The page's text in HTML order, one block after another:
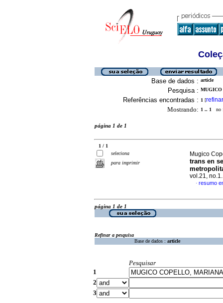
Base de dados : article
Pesquisa :
Referências encontradas : 1 [refinar
Mostrando: 1 .. 1 no
página 1 de 1
1 / 1
seleciona
para imprimir
Mugico
trans en
vol.21,
· resumo
página 1 de 1
Refinar a pesquisa
Base de dados : article
Pesquisar
1
2
3